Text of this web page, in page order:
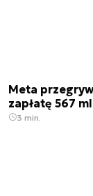
Meta
zapłatę 567
3 min.